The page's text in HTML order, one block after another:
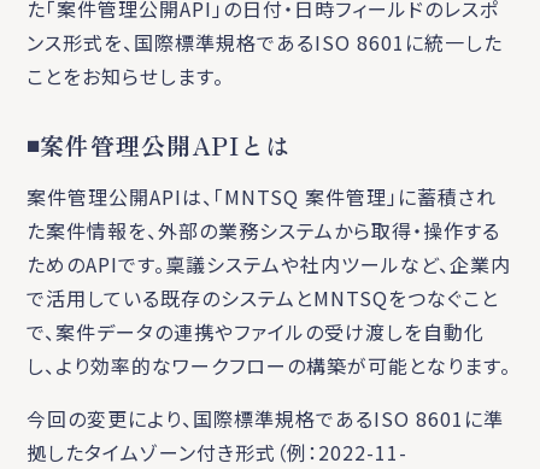
た「案件管理公開API」の日付・日時フィールドのレスポ
ンス形式を、国際標準規格であるISO 8601に統一した
ことをお知らせします。
◾️案件管理公開APIとは
案件管理公開APIは、「MNTSQ 案件管理」に蓄積され
た案件情報を、外部の業務システムから取得・操作する
ためのAPIです。稟議システムや社内ツールなど、企業内
で活用している既存のシステムとMNTSQをつなぐこと
で、案件データの連携やファイルの受け渡しを自動化
し、より効率的なワークフローの構築が可能となります。
今回の変更により、国際標準規格であるISO 8601に準
拠したタイムゾーン付き形式（例：2022-11-